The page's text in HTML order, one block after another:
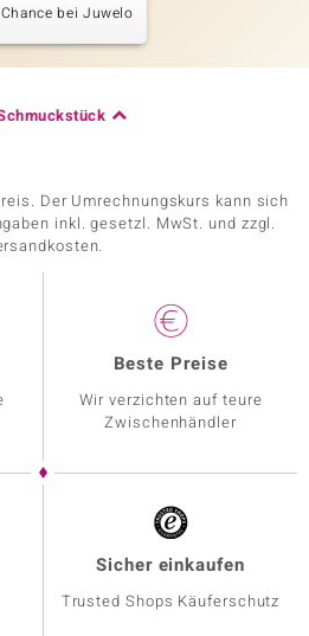
bei Juwelo
Der Umrechnungskurs kann sich
inkl. gesetzl. MwSt. und zzgl.
Beste Preise
Wir verzichten auf teure
Zwischenhändler
Sicher einkaufen
Trusted Shops Käuferschutz